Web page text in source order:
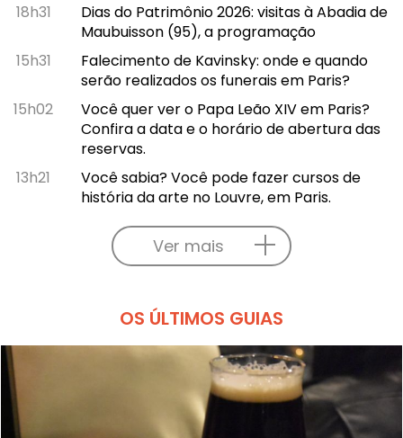
18h31
Dias do Patrimônio 2026: visitas à Abadia de
Maubuisson (95), a programação
15h31
Falecimento de Kavinsky: onde e quando
serão realizados os funerais em Paris?
15h02
Você quer ver o Papa Leão XIV em Paris?
Confira a data e o horário de abertura das
reservas.
13h21
Você sabia? Você pode fazer cursos de
história da arte no Louvre, em Paris.
Ver mais
OS ÚLTIMOS GUIAS